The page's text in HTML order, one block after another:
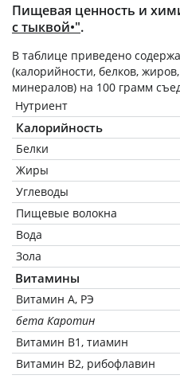
Пищевая ценность и
с тыквой•".
В таблице приведено
(калорийности, белков,
минералов) на 100 грамм
Нутриент
Калорийность
Белки
Жиры
Углеводы
Пищевые волокна
Вода
Зола
Витамины
Витамин А, РЭ
бета Каротин
Витамин В1, тиамин
Витамин В2, рибофлавин